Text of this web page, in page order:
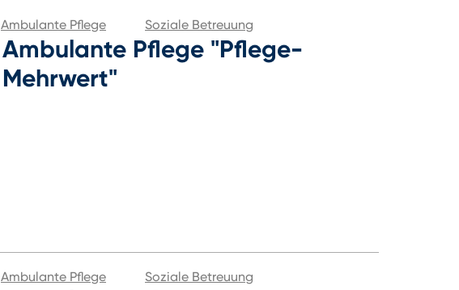
Ambulante Pflege Soziale Betreuung
Ambulante Pflege "Pflege-
Mehrwert"
Ambulante Pflege Soziale Betreuung